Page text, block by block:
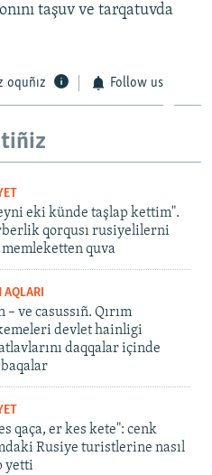
taşuv ve tarqatuvda
oquñız Follow us
eki künde taşlap kettim".
qorqusı rusiyelilerni
quva
AQLARI
– ve casussıñ. Qırım
devlet hainligi
daqqalar içinde
baqalar
qaça, er kes kete": cenk
Rusiye turistlerine nasıl
yetti